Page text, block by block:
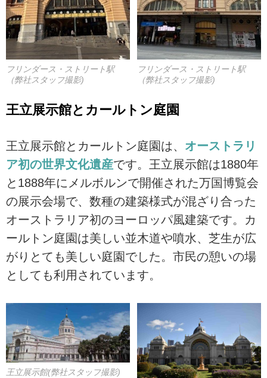
フリンダース・ストリート駅
（弊社スタッフ撮影)
フリンダース・ストリート駅
（弊社スタッフ撮影)
王立展示館とカールトン庭園
王立展示館とカールトン庭園は、 オーストラリ
ア初の世界文化遺産です。王立展示館は1880年
と1888年にメルボルンで開催された万国博覧会
の展示会場で、数種の建築様式が混ざり合った
オーストラリア初のヨーロッパ風建築です。カ
ールトン庭園は美しい並木道や噴水、芝生が広
がりとても美しい庭園でした。市民の憩いの場
としても利用されています。
王立展示館(弊社スタッフ撮影)